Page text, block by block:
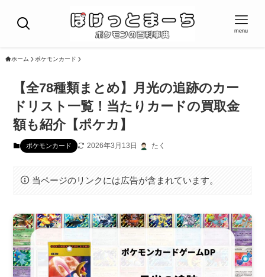
menu
ホーム ポケモンカード
【全78種類まとめ】月光の追跡のカー
ドリスト一覧！当たりカードの買取金
額も紹介【ポケカ】
ポケモンカード 2026年3月13日 たく
当ページのリンクには広告が含まれています。